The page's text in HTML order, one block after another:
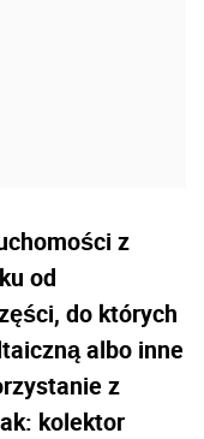
z
od
do których
albo inne
z
kolektor